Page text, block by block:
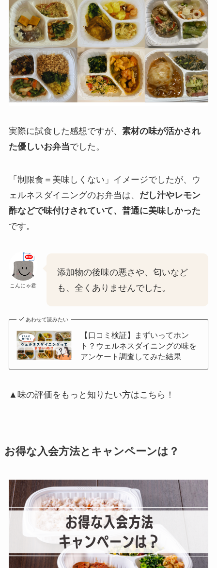
実際に試食した感想ですが、 素材の味が活かされ
た優しいお弁当でした。
「制限食＝美味しくない」イメージでしたが、ウ
ェルネスダイニングのお弁当は、 だし汁やレモン
酢などで味付けされていて、普通に美味しかった
です。
こんにゃ君
添加物の後味の悪さや、匂いなど
も、全くありませんでした。
あわせて読みたい
【口コミ検証】まずいってホン
ト？ウェルネスダイニングの味を
アンケート調査してみた結果
▲味の評価をもっと知りたい方はこちら！
お得な入会方法とキャンペーンは？